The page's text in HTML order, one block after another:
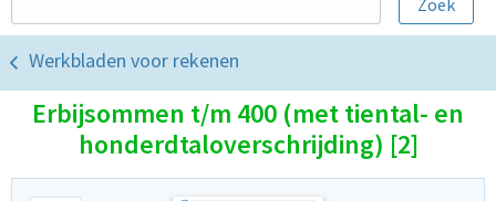
Werkbladen voor rekenen
Erbijsommen t/m 400 (met tiental- en
honderdtaloverschrijding) [2]